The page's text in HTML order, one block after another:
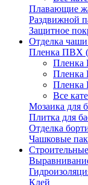
Плавающие
Раздвижной
Защитное
Отделка
Пленка ПВХ
Пленка
Пленка
Пленка
Все
Мозаика для
Плитка для
Отделка
Чашковые
Клей